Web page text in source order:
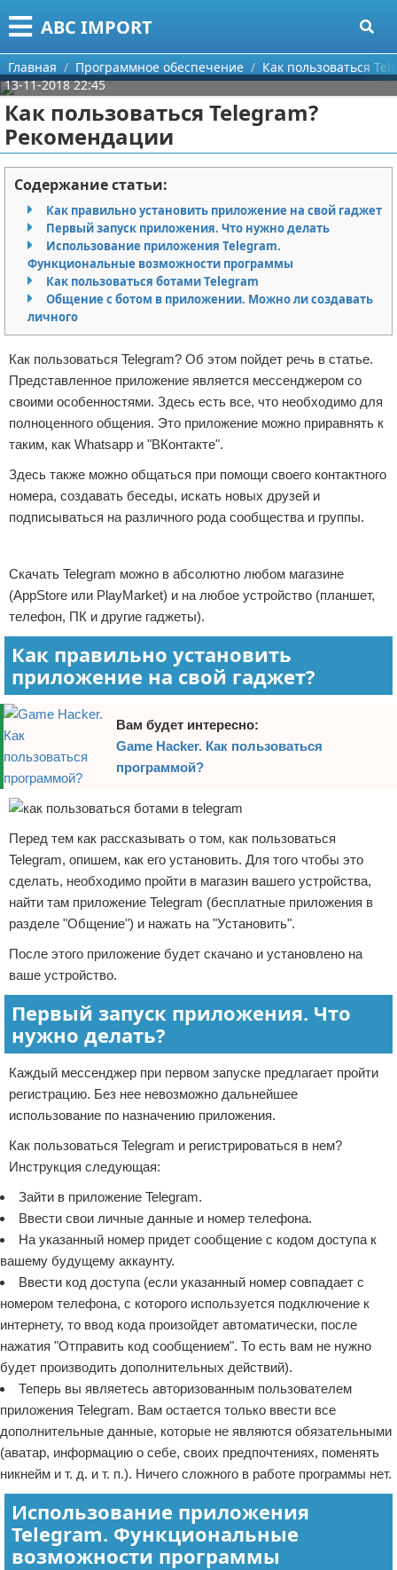
ABC IMPORT
Меню
Главная
Категории
Программирование
Оборудование
Ноутбуки
Сотовые телефоны
Электроника
Современные устройства
GPS
Программное обеспечение
Разное
Поиск
О проекте
Контакты
Сотрудничество
Размещение рекламы
Для правообладателей
Условия предоставления информации
Отказ от ответственности
Главная Программное обеспечение
Как пользоваться
13-11-2018 22:45
Как пользоваться Telegram?
Рекомендации
Содержание статьи:
Как правильно установить приложение на свой гаджет
Первый запуск приложения. Что нужно делать
Использование приложения Telegram.
Функциональные возможности программы
Как пользоваться ботами Telegram
Общение с ботом в приложении. Можно ли создавать
личного
Как пользоваться Telegram? Об этом пойдет речь в статье.
Представленное приложение является мессенджером со
своими особенностями. Здесь есть все, что необходимо для
полноценного общения. Это приложение можно приравнять к
таким, как Whatsapp и "ВКонтакте".
Здесь также можно общаться при помощи своего контактного
номера, создавать беседы, искать новых друзей и
подписываться на различного рода сообщества и группы.
Скачать Telegram можно в абсолютно любом магазине
(AppStore или PlayMarket) и на любое устройство (планшет,
телефон, ПК и другие гаджеты).
Как правильно установить
приложение на свой гаджет?
Вам будет интересно:
Game Hacker. Как пользоваться
программой?
Перед тем как рассказывать о том, как пользоваться
Telegram, опишем, как его установить. Для того чтобы это
сделать, необходимо пройти в магазин вашего устройства,
найти там приложение Telegram (бесплатные приложения в
разделе "Общение") и нажать на "Установить".
После этого приложение будет скачано и установлено на
ваше устройство.
Первый запуск приложения. Что
нужно делать?
Каждый мессенджер при первом запуске предлагает пройти
регистрацию. Без нее невозможно дальнейшее
использование по назначению приложения.
Как пользоваться Telegram и регистрироваться в нем?
Инструкция следующая:
Зайти в приложение Telegram.
Ввести свои личные данные и номер телефона.
На указанный номер придет сообщение с кодом доступа к
вашему будущему аккаунту.
Ввести код доступа (если указанный номер совпадает с
номером телефона, с которого используется подключение к
интернету, то ввод кода произойдет автоматически, после
нажатия "Отправить код сообщением". То есть вам не нужно
будет производить дополнительных действий).
Теперь вы являетесь авторизованным пользователем
приложения Telegram. Вам остается только ввести все
дополнительные данные, которые не являются обязательными
(аватар, информацию о себе, своих предпочтениях, поменять
никнейм и т. д. и т. п.). Ничего сложного в работе программы нет.
Использование приложения
Telegram. Функциональные
возможности программы